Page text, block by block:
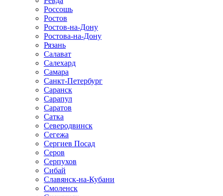
Россошь
Ростов
Ростов-на-Дону
Ростова-на-Дону
Рязань
Салават
Салехард
Самара
Санкт-Петербург
Саранск
Сарапул
Саратов
Сатка
Северодвинск
Сегежа
Сергиев Посад
Серов
Серпухов
Сибай
Славянск-на-Кубани
Смоленск